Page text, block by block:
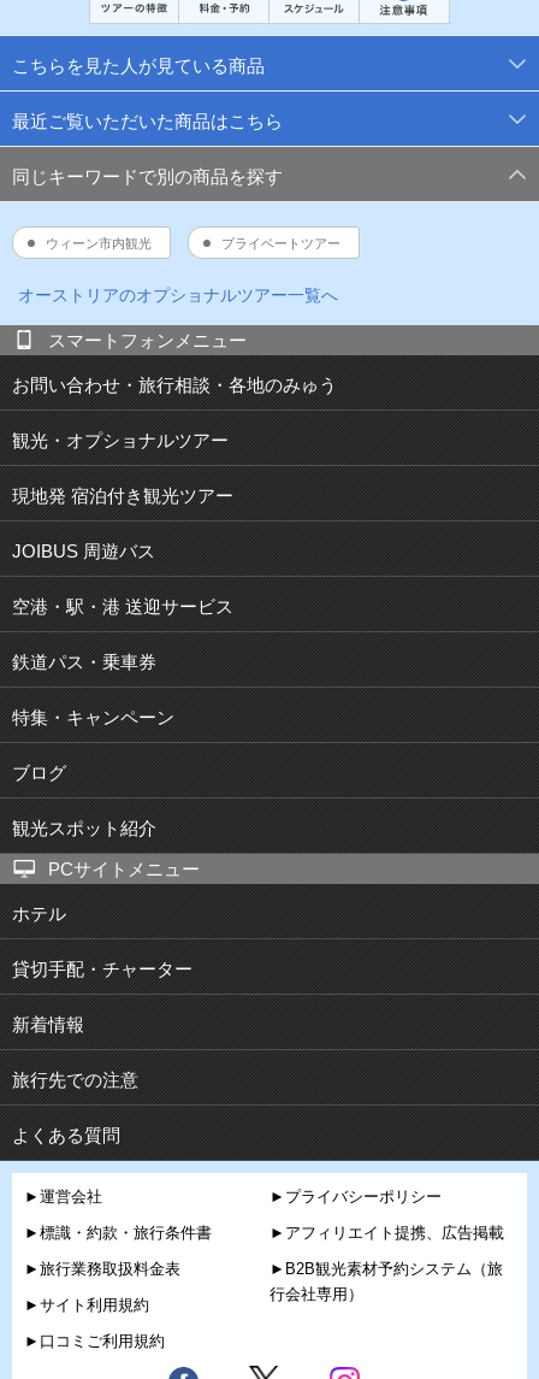
こちらを見た人が見ている商品
最近ご覧いただいた商品はこちら
同じキーワードで別の商品を探す
ウィーン市内観光 プライベートツアー
オーストリアのオプショナルツアー一覧へ
スマートフォンメニュー
お問い合わせ・旅行相談・各地のみゅう
観光・オプショナルツアー
現地発 宿泊付き観光ツアー
JOIBUS 周遊バス
空港・駅・港 送迎サービス
鉄道パス・乗車券
特集・キャンペーン
ブログ
観光スポット紹介
PCサイトメニュー
ホテル
貸切手配・チャーター
新着情報
旅行先での注意
よくある質問
►運営会社
►標識・約款・旅行条件書
►旅行業務取扱料金表
►サイト利用規約
►口コミご利用規約
►プライバシーポリシー
►アフィリエイト提携、広告掲載
►B2B観光素材予約システム（旅
行会社専用）